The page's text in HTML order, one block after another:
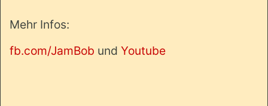
Mehr Infos:
fb.com/JamBob und Youtube